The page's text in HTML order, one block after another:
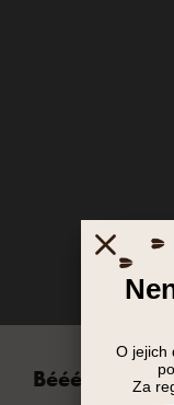
Bééé, já